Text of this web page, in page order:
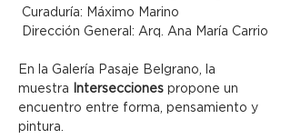
Curaduría: Máximo Marino
Dirección General: Arq. Ana María Carrio
En la Galería Pasaje Belgrano, la
muestra
Intersecciones propone un
encuentro entre forma, pensamiento y
pintura.